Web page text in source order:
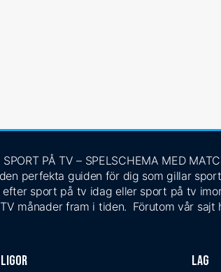
SPORT PÅ TV – SPELSCHEMA MED
perfekta guiden för dig som gillar
sport på tv idag eller sport på tv
månader fram i tiden. Förutom vår sajt
Ligor Lag